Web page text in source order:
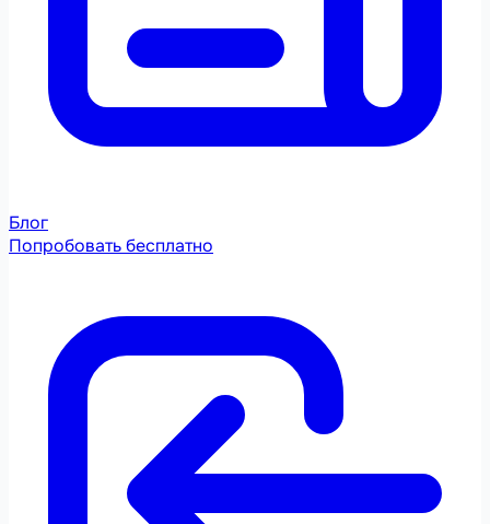
Блог
Попробовать бесплатно